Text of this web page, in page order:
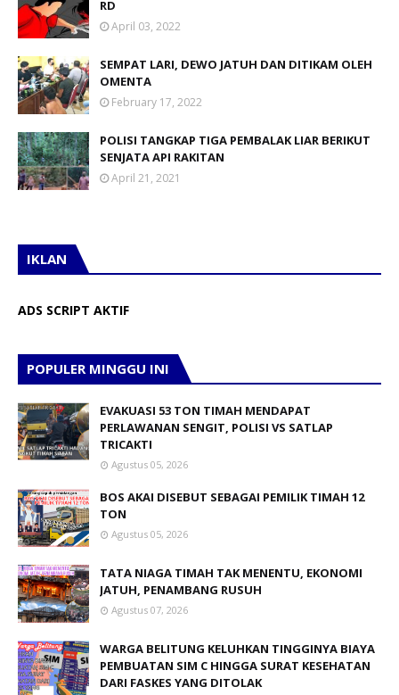
RD
April 03, 2022
SEMPAT LARI, DEWO JATUH DAN DITIKAM OLEH
OMENTA
February 17, 2022
POLISI TANGKAP TIGA PEMBALAK LIAR BERIKUT
SENJATA API RAKITAN
April 21, 2021
IKLAN
ADS SCRIPT AKTIF
POPULER MINGGU INI
EVAKUASI 53 TON TIMAH MENDAPAT
PERLAWANAN SENGIT, POLISI VS SATLAP
TRICAKTI
Agustus 05, 2026
BOS AKAI DISEBUT SEBAGAI PEMILIK TIMAH 12
TON
Agustus 05, 2026
TATA NIAGA TIMAH TAK MENENTU, EKONOMI
JATUH, PENAMBANG RUSUH
Agustus 07, 2026
WARGA BELITUNG KELUHKAN TINGGINYA BIAYA
PEMBUATAN SIM C HINGGA SURAT KESEHATAN
DARI FASKES YANG DITOLAK